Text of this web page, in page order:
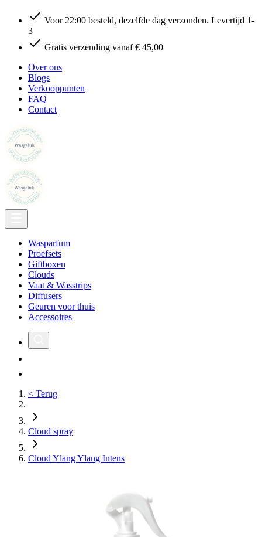
Voor 22:00 besteld, dezelfde dag verzonden. Levertijd 1-
3
Gratis verzending vanaf € 45,00
Over ons
Blogs
Verkooppunten
FAQ
Contact
Wasparfum
Proefsets
Giftboxen
Clouds
Vaat & Wasstrips
Diffusers
Geuren voor thuis
Accessoires
< Terug
Cloud spray
Cloud Ylang Ylang Intens